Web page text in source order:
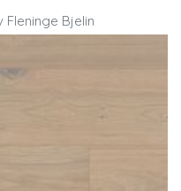
Fleninge Bjelin